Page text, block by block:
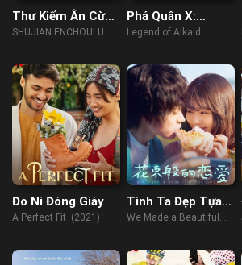
Thư Kiếm Ân Cừu
Lục
SHUJIAN ENCHOULU
Phá Quân X:
Đương Án Trí
Legend of Alkaid
Đo Ni Đóng Giày
A Perfect Fit (2021)
Tình Ta Đẹp Tựa
Đóa Hoa
We Made a Beautiful